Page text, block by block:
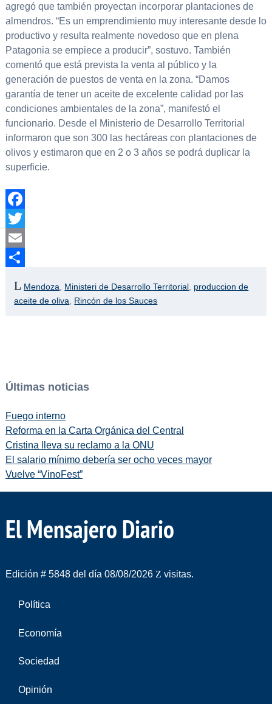
agregó que también proyectan incorporar plantaciones de
almendros. “Es un emprendimiento muy interesante desde lo
productivo y resulta realmente novedoso que en plena
Patagonia se empiece a producir”, sostuvo. También
comentó que está prevista la venta al público y la
generación de puestos de venta en la zona. “Damos
garantía de tener un aceite de excelente calidad por las
condiciones ambientales de la zona”, manifestó el
funcionario. Desde el Ministerio de Desarrollo Territorial
informaron que son 300 las hectáreas con plantaciones de
olivos y estimaron que en 2 o 3 años se podrá duplicar la
superficie.
Facebook
Twitter
Email
Mendoza Ministeri de Desarrollo Territorial produccion de
aceite de oliva
Rincón de los Sauces
Últimas noticias
Fuego interno
Reforma en la Carta Orgánica del Central
Cristina lleva su reclamo a la ONU
El salario mínimo debería ser ocho veces mayor
Vuelve “VinoFest”
El Mensajero Diario
Edición # 5848 del día 08/08/2026 visitas.
Política
Economía
Sociedad
Opinión